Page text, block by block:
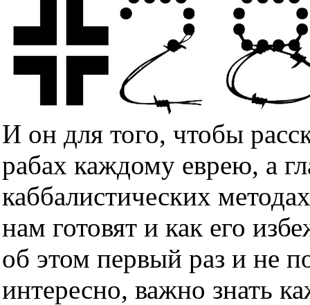
И он для того, чтобы
рабах каждому еврею, а
каббалистических
нам готовят и как его
об этом первый раз и не
интересно, важно знать